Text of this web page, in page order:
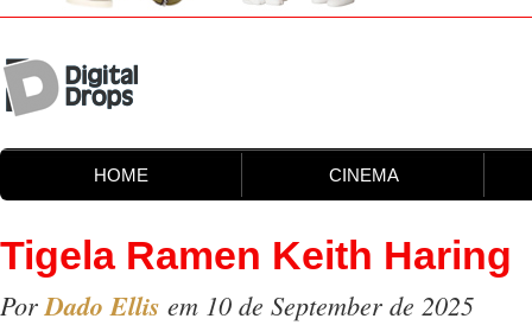
HOME CINEMA
Tigela Ramen Keith Haring
PorDado Ellis em 10 de September de 2025